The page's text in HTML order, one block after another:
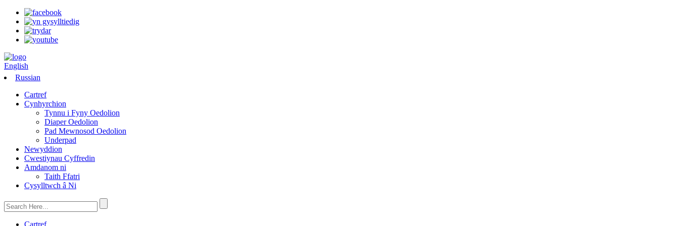
English
Russian
Cartref
Cynhyrchion
Tynnu i Fyny Oedolion
Diaper Oedolion
Pad Mewnosod Oedolion
Underpad
Newyddion
Cwestiynau Cyffredin
Amdanom ni
Taith Ffatri
Cysylltwch â Ni
Cartref